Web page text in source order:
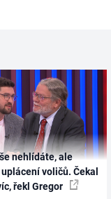
nehlídáte, ale
voličů. Čekal
řekl Gregor